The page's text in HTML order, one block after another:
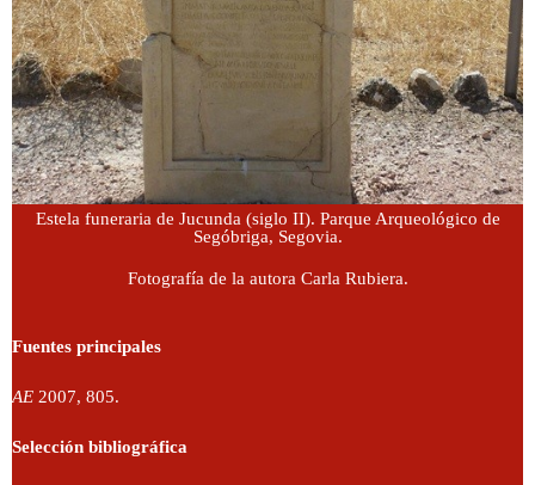
Estela funeraria de Jucunda (siglo II). Parque Arqueológico de
Segóbriga, Segovia.
Fotografía de la autora Carla Rubiera.
Fuentes principales
AE 2007, 805.
Selección bibliográfica